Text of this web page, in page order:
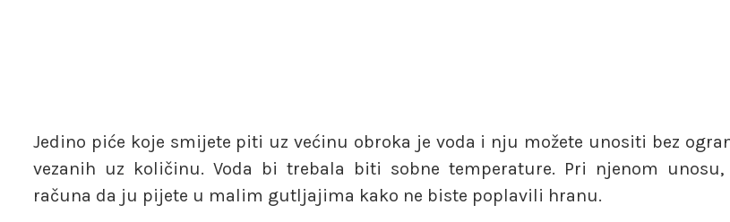
Jedino piće koje smijete piti uz većinu obroka je voda i nju možete unositi bez
vezanih uz količinu. Voda bi trebala biti sobne temperature. Pri njenom unosu,
računa da ju pijete u malim gutljajima kako ne biste poplavili hranu.